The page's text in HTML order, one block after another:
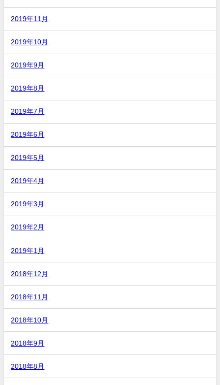
2019年11月
2019年10月
2019年9月
2019年8月
2019年7月
2019年6月
2019年5月
2019年4月
2019年3月
2019年2月
2019年1月
2018年12月
2018年11月
2018年10月
2018年9月
2018年8月